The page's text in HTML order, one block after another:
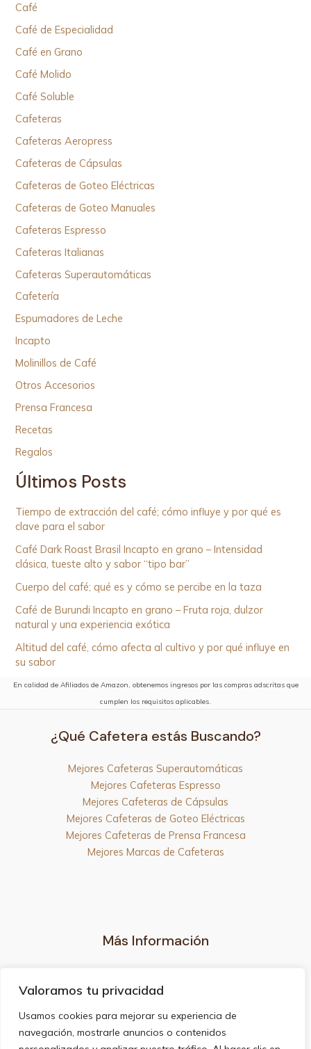
Valoramos tu privacidad
Usamos cookies para mejorar su experiencia de
navegación, mostrarle anuncios o contenidos
Café
Café de Especialidad
Café en Grano
Café Molido
Café Soluble
Cafeteras
Cafeteras Aeropress
Cafeteras de Cápsulas
Cafeteras de Goteo Eléctricas
Cafeteras de Goteo Manuales
Cafeteras Espresso
Cafeteras Italianas
Cafeteras Superautomáticas
Cafetería
Espumadores de Leche
Incapto
Molinillos de Café
Otros Accesorios
Prensa Francesa
Recetas
Regalos
Últimos Posts
Tiempo de extracción del café; cómo influye y por qué es
clave para el sabor
Café Dark Roast Brasil Incapto en grano – Intensidad
clásica, tueste alto y sabor “tipo bar”
Cuerpo del café; qué es y cómo se percibe en la taza
Café de Burundi Incapto en grano – Fruta roja, dulzor
natural y una experiencia exótica
Altitud del café, cómo afecta al cultivo y por qué influye en
su sabor
En calidad de Afiliados de Amazon, obtenemos ingresos por las compras adscritas que
cumplen los requisitos aplicables.
¿Qué Cafetera estás Buscando?
Mejores Cafeteras Superautomáticas
Mejores Cafeteras Espresso
Mejores Cafeteras de Cápsulas
Mejores Cafeteras de Goteo Eléctricas
Mejores Cafeteras de Prensa Francesa
Mejores Marcas de Cafeteras
Más Información
Aviso legal
Uso de cookies
Afiliación